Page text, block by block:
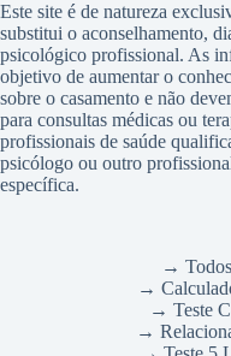
Este site é de natureza
substitui o aconselhamento,
psicológico profissional. As
objetivo de aumentar o
sobre o casamento e não
para consultas médicas ou
profissionais de saúde
psicólogo ou outro
específica.
→ Todos
→
→ Teste
→